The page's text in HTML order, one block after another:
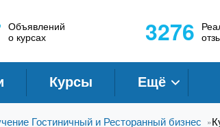
Объявлений
о курсах
3276
Курсы Ещё
Гостиничный и Ресторанный бизнес »